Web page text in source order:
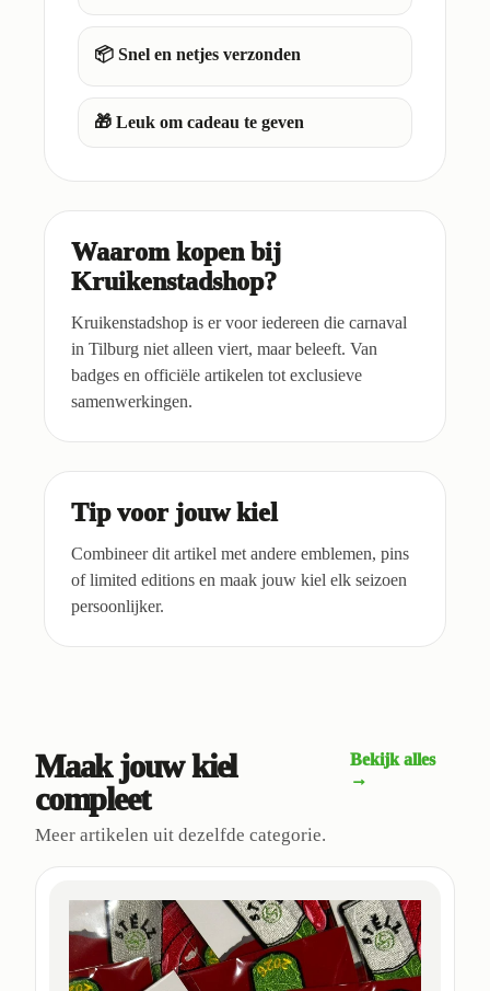
📦 Snel en netjes verzonden
🎁 Leuk om cadeau te geven
Waarom kopen bij
Kruikenstadshop?
Kruikenstadshop is er voor iedereen die carnaval
in Tilburg niet alleen viert, maar beleeft. Van
badges en officiële artikelen tot exclusieve
samenwerkingen.
Tip voor jouw kiel
Combineer dit artikel met andere emblemen, pins
of limited editions en maak jouw kiel elk seizoen
persoonlijker.
Maak jouw kiel
compleet
Meer artikelen uit dezelfde categorie.
Bekijk alles
→